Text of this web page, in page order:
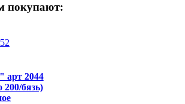
покупают:
арт 2044
200/бязь)